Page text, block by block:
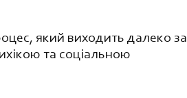
який виходить далеко за
та соціальною